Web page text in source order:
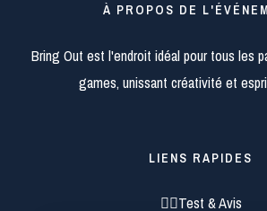
À PROPOS DE
Bring Out est l'endroit idéal pour tous les
games, unissant créativité et
LIENS RAPIDES
🕵️‍♂️Test & Avis